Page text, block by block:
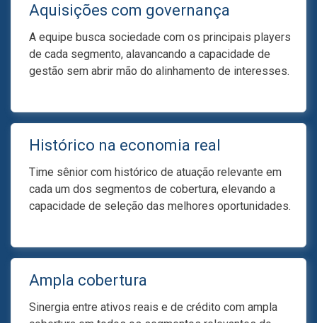
Aquisições com governança
A equipe busca sociedade com os principais players
de cada segmento, alavancando a capacidade de
gestão sem abrir mão do alinhamento de interesses.
Histórico na economia real
Time sênior com histórico de atuação relevante em
cada um dos segmentos de cobertura, elevando a
capacidade de seleção das melhores oportunidades.
Ampla cobertura
Sinergia entre ativos reais e de crédito com ampla